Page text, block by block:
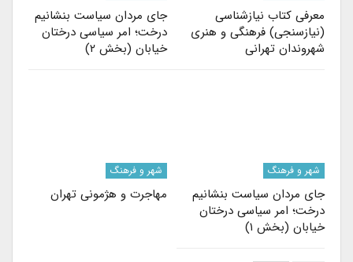
معرفی کتاب نیازشناسی
(نیازسنجی) فرهنگی و هنری
شهروندان تهرانی
جای مردان سیاست بنشانیم
درخت؛ امر سیاسی درختان
خیابان (بخش ۲)
شهر و فرهنگ
جای مردان سیاست بنشانیم
درخت؛ امر سیاسی درختان
خیابان (بخش ۱)
شهر و فرهنگ
مهاجرت‌ و هژمونی تهران